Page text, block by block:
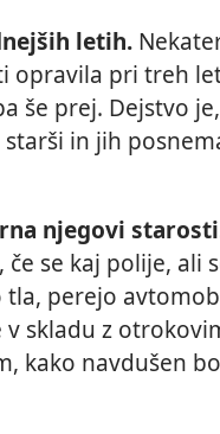
letih.
opravila pri treh
še prej. Dejstvo
in jih
njegovi
se kaj polije, ali
perejo
skladu z
kako navdušen